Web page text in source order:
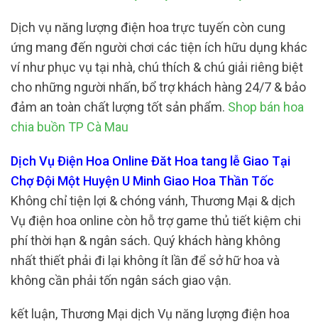
Dịch vụ năng lượng điện hoa trực tuyến còn cung
ứng mang đến người chơi các tiện ích hữu dụng khác
ví như phục vụ tại nhà, chú thích & chú giải riêng biệt
cho những người nhấn, bổ trợ khách hàng 24/7 & bảo
đảm an toàn chất lượng tốt sản phẩm. Shop bán hoa
chia buồn TP Cà Mau
Dịch Vụ Điện Hoa Online Đăt Hoa tang lễ Giao Tại
Chợ Đội Một Huyện U Minh Giao Hoa Thần Tốc
Không chỉ tiện lợi & chóng vánh, Thương Mại & dịch
Vụ điện hoa online còn hỗ trợ game thủ tiết kiệm chi
phí thời hạn & ngân sách. Quý khách hàng không
nhất thiết phải đi lại không ít lần để sở hữ hoa và
không cần phải tốn ngân sách giao vận.
kết luận, Thương Mại dịch Vụ năng lượng điện hoa